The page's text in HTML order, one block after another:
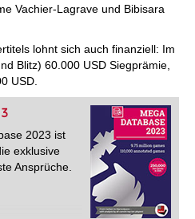
Vachier-Lagrave und Bibisara
lohnt sich auch finanziell: Im
Blitz) 60.000 USD Siegprämie,
USD.
2023 ist
exklusive
Ansprüche.